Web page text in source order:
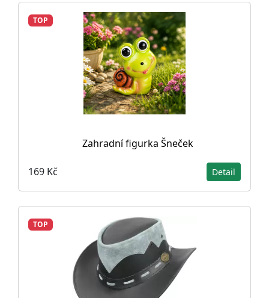
TOP
Zahradní figurka Šneček
169 Kč Detail
TOP